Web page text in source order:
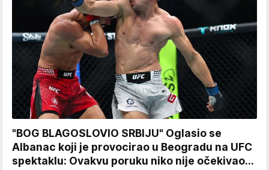
"BOG BLAGOSLOVIO SRBIJU" Oglasio se
Albanac koji je provocirao u Beogradu na UFC
spektaklu: Ovakvu poruku niko nije očekivao...